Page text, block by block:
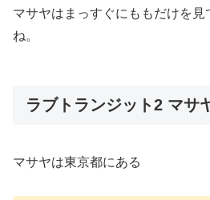
マサヤはまっすぐにももだけを
ね。
ラブトランジット2 マサ
マサヤは東京都にある